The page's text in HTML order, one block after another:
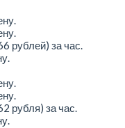
рублей) за час.
рубля) за час.